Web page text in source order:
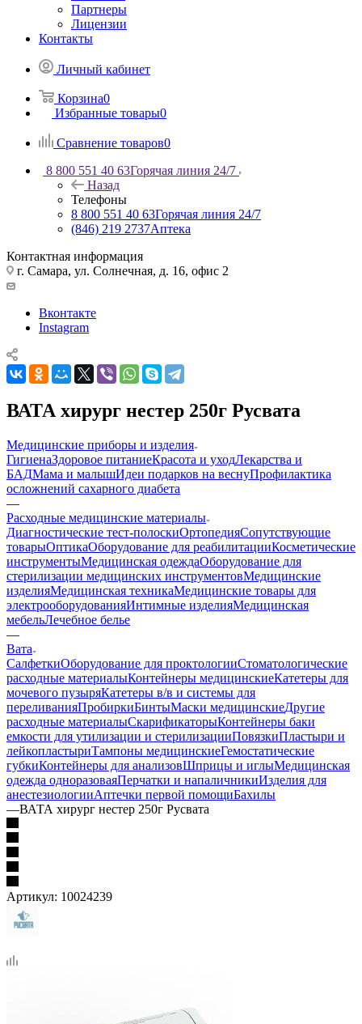
Партнеры
Лицензии
Контакты
Личный кабинет
Корзина0
Избранные товары0
Сравнение товаров0
8 800 551 40 63Горячая линия 24/7
Назад
Телефоны
8 800 551 40 63Горячая линия 24/7
(846) 219 2737Аптека
Контактная информация
г. Самара, ул. Солнечная, д. 16, офис 2
Вконтакте
Instagram
ВАТА хирург нестер 250г Русвата
Медицинские приборы и изделия
ГигиенаЗдоровое питаниеКрасота и уходЛекарства и
БАДМама и малышИдеи подарков на веснуПрофилактика
осложнений сахарного диабета
—
Расходные медицинские материалы
Диагностические тест-полоскиОртопедияСопутствующие
товарыОптикаОборудование для реабилитацииКосметические
инструментыМедицинская одеждаОборудование для
стерилизации медицинских инструментовМедицинские
изделияМедицинская техникаМедицинские товары для
электрооборудованияИнтимные изделияМедицинская
мебельЛечебное белье
—
Вата
СалфеткиОборудование для проктологииСтоматологические
расходные материалыКонтейнеры медицинскиеКатетеры для
мочевого пузыряКатетеры в/в и системы для
переливанияПробиркиБинтыМаски медицинскиеДругие
расходные материалыСкарификаторыКонтейнеры баки
емкости для утилизации и стерилизацииПовязкиПластыри и
лейкопластыриТампоны медицинскиеГемостатические
губкиКонтейнеры для анализовШприцы и иглыМедицинская
одежда одноразоваяПерчатки и напаличникиИзделия для
анестезиологииАптечки первой помощиБахилы
—ВАТА хирург нестер 250г Русвата
Артикул: 10024239